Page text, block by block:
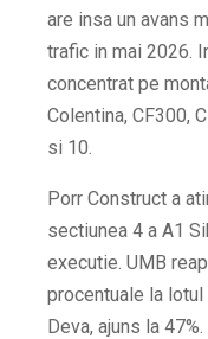
are insa un avans
trafic in mai 2026.
concentrat pe
Colentina, CF300,
si 10.
Porr Construct a
sectiunea 4 a A1
executie. UMB
procentuale la
Deva, ajuns la 47%.